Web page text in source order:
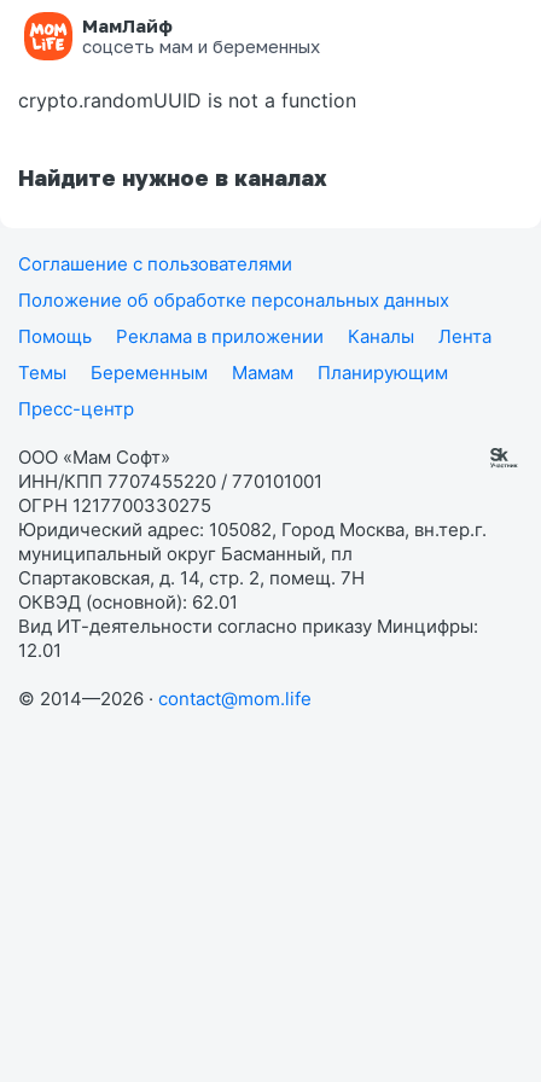
МамЛайф
соцсеть мам и беременных
Ошибка на странице
crypto.randomUUID is not a function
Найдите нужное в каналах
Соглашение с пользователями
Положение об обработке персональных данных
Помощь
Реклама в приложении Каналы
Лента
Темы
Беременным Мамам
Планирующим
Пресс-центр
ООО «Мам Софт»
ИНН/КПП 7707455220 / 770101001
ОГРН 1217700330275
Юридический адрес: 105082, Город Москва, вн.тер.г.
муниципальный округ Басманный, пл
Спартаковская, д. 14, стр. 2, помещ. 7Н
ОКВЭД (основной): 62.01
Вид ИТ-деятельности согласно приказу Минцифры:
12.01
© 2014—2026 · contact@mom.life